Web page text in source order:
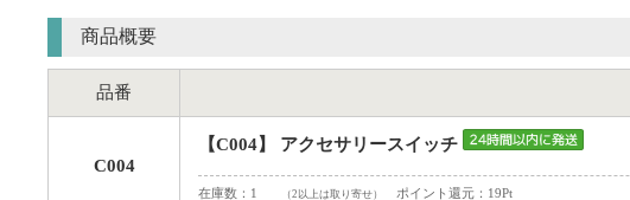
商品概要
品番
C004
【C004】 アクセサリースイッチ
在庫数：1 （2以上は取り寄せ） ポイント還元：19Pt